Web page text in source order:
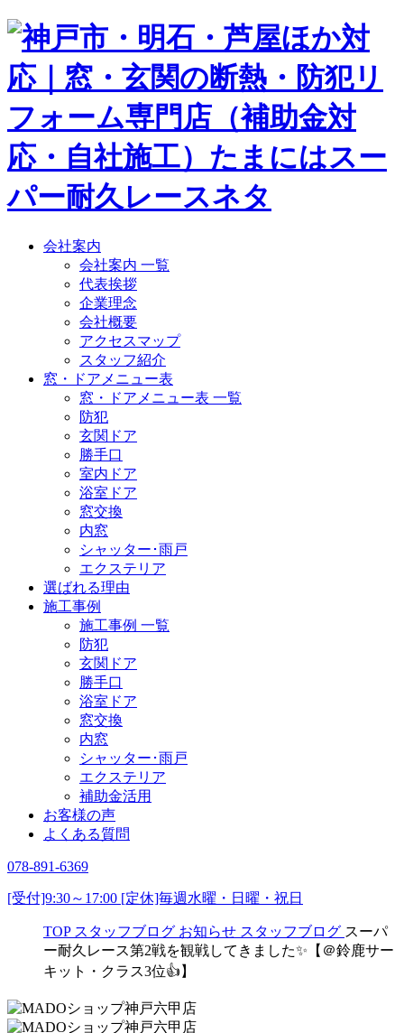
会社案内
会社案内 一覧
代表挨拶
企業理念
会社概要
アクセスマップ
スタッフ紹介
窓・ドアメニュー表
窓・ドアメニュー表 一覧
防犯
玄関ドア
勝手口
室内ドア
浴室ドア
窓交換
内窓
シャッター･雨戸
エクステリア
選ばれる理由
施工事例
施工事例 一覧
防犯
玄関ドア
勝手口
浴室ドア
窓交換
内窓
シャッター･雨戸
エクステリア
補助金活用
お客様の声
よくある質問
078-891-6369
[受付]9:30～17:00 [定休]毎週水曜・日曜・祝日
TOP スタッフブログ お知らせ スタッフブログ スーパ
ー耐久レース第2戦を観戦してきました✨【＠鈴鹿サー
キット・クラス3位👍】